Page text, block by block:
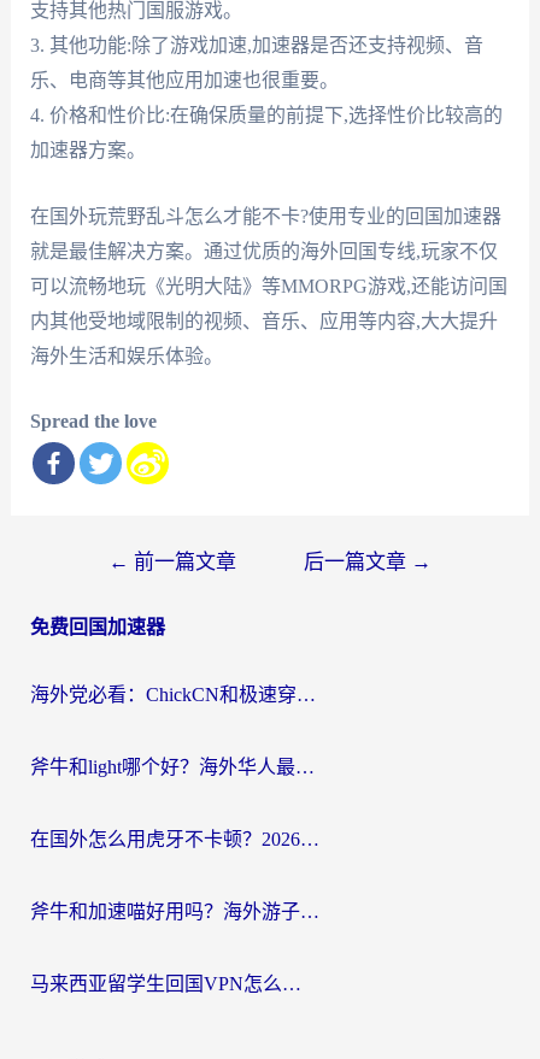
支持其他热门国服游戏。
3. 其他功能:除了游戏加速,加速器是否还支持视频、音
乐、电商等其他应用加速也很重要。
4. 价格和性价比:在确保质量的前提下,选择性价比较高的
加速器方案。
在国外玩荒野乱斗怎么才能不卡?使用专业的回国加速器
就是最佳解决方案。通过优质的海外回国专线,玩家不仅
可以流畅地玩《光明大陆》等MMORPG游戏,还能访问国
内其他受地域限制的视频、音乐、应用等内容,大大提升
海外生活和娱乐体验。
Spread the love
导
← 前一篇文章 后一篇文章 →
免费回国加速器
海外党必看：ChickCN和极速穿梭VPN好用吗？3招教你选对回国加速器无缝刷国内资源
斧牛和light哪个好？海外华人最关心的回国加速器选择难题，一篇讲透
在国外怎么用虎牙不卡顿？2026海外华人亲测有效的回国加速器选择指南
斧牛和加速喵好用吗？海外游子的真实选择困境
马来西亚留学生回国VPN怎么选？3个避坑点+1款实测好用的加速器推荐